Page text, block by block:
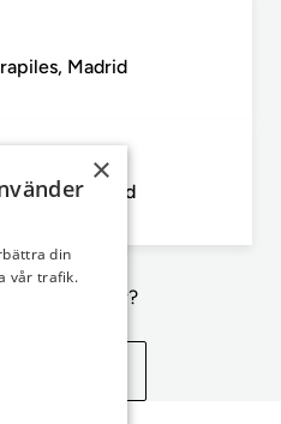
Madrid
Madrid
du letar efter?
×
din
vår trafik.